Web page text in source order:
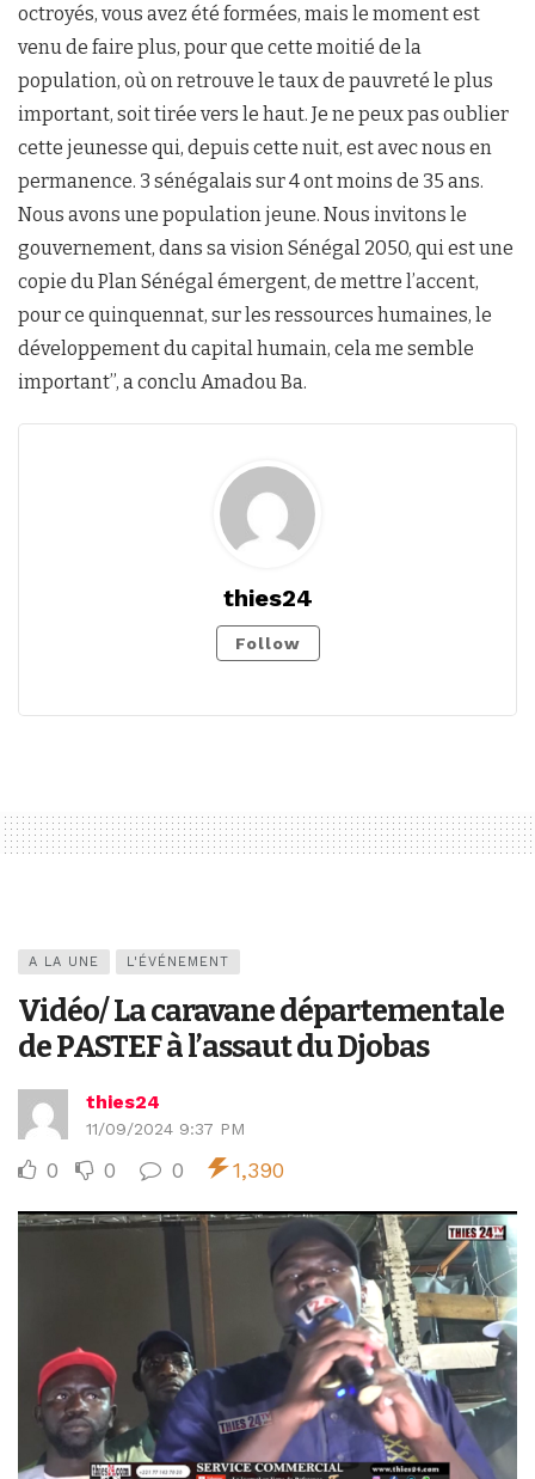
octroyés, vous avez été formées, mais le moment est
venu de faire plus, pour que cette moitié de la
population, où on retrouve le taux de pauvreté le plus
important, soit tirée vers le haut. Je ne peux pas oublier
cette jeunesse qui, depuis cette nuit, est avec nous en
permanence. 3 sénégalais sur 4 ont moins de 35 ans.
Nous avons une population jeune. Nous invitons le
gouvernement, dans sa vision Sénégal 2050, qui est une
copie du Plan Sénégal émergent, de mettre l’accent,
pour ce quinquennat, sur les ressources humaines, le
développement du capital humain, cela me semble
important’’, a conclu Amadou Ba.
thies24
Follow
A LA UNE L'ÉVÉNEMENT
Vidéo/ La caravane départementale
de PASTEF à l’assaut du Djobas
thies24
11/09/2024 9:37 PM
0 0 0 1,390